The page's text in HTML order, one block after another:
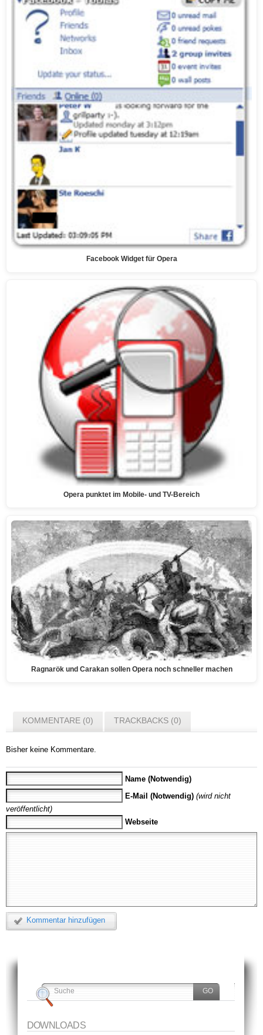
Facebook Widget für Opera
Opera punktet im Mobile- und TV-Bereich
Ragnarök und Carakan sollen Opera noch schneller machen
KOMMENTARE (0) TRACKBACKS (0)
Bisher keine Kommentare.
Name (Notwendig)
E-Mail (Notwendig) (wird nicht
veröffentlicht)
Webseite
Kommentar hinzufügen
DOWNLOADS